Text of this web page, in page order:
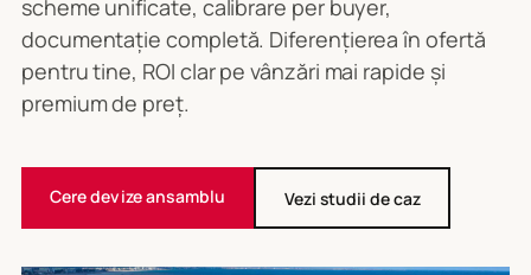
scheme unificate, calibrare per buyer,
documentație completă. Diferențierea în ofertă
pentru tine, ROI clar pe vânzări mai rapide și
premium de preț.
Cere devize ansamblu Vezi studii de caz